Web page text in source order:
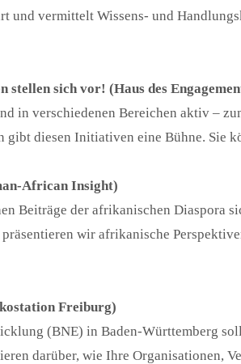
und vermittelt Wissens- und
stellen sich vor! (Haus des
in verschiedenen Bereichen aktiv –
diesen Initiativen eine Bühne. Sie
African Insight)
Beiträge der afrikanischen Diaspora
wir afrikanische
Freiburg)
(BNE) in Baden-Württemberg
darüber, wie Ihre Organisationen,